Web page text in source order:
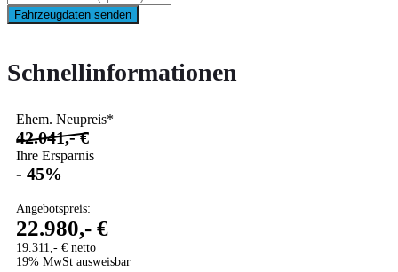
Fahrzeugdaten senden
Schnellinformationen
Ehem. Neupreis*
42.041,- €
Ihre Ersparnis
- 45%
Angebotspreis:
22.980,- €
19.311,- € netto
19% MwSt ausweisbar